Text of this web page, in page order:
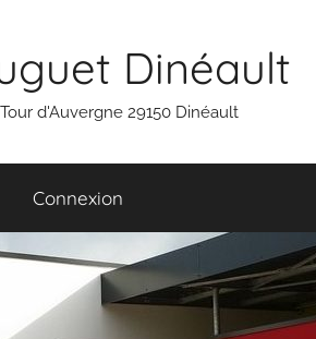
Dinéault
d'Auvergne 29150 Dinéault
Connexion